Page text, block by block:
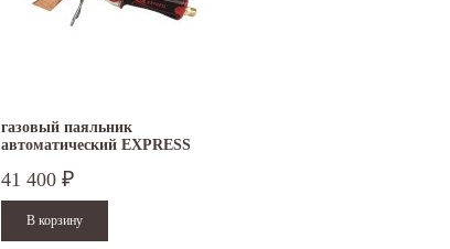
газовый паяльник
автоматический EXPRESS
41 400 ₽